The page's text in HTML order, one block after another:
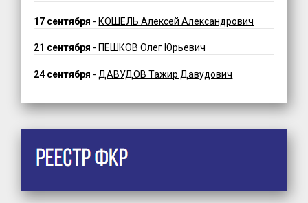
17 сентября - КОШЕЛЬ Алексей Александрович
21 сентября - ПЕШКОВ Олег Юрьевич
24 сентября - ДАВУДОВ Тажир Давудович